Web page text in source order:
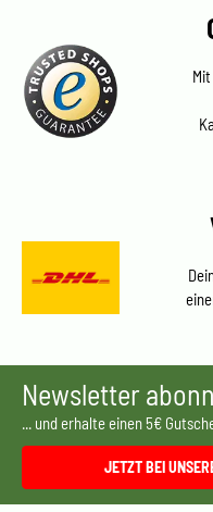
Newsletter
... und erhalte einen 5€
JETZT BEI